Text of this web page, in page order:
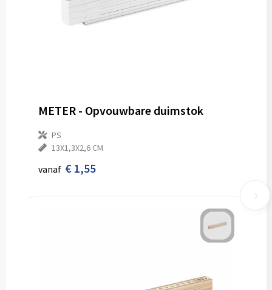
METER - Opvouwbare duimstok
PS
13X1,3X2,6 CM
vanaf € 1,55